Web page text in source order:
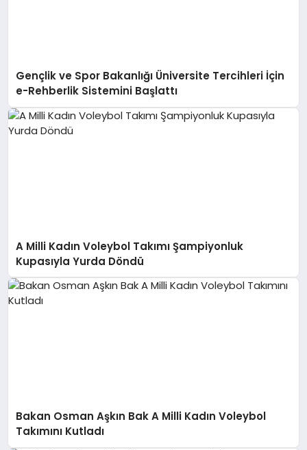
Gençlik ve Spor Bakanlığı Üniversite Tercihleri İçin
e-Rehberlik Sistemini Başlattı
A Milli Kadın Voleybol Takımı Şampiyonluk
Kupasıyla Yurda Döndü
Bakan Osman Aşkın Bak A Milli Kadın Voleybol
Takımını Kutladı